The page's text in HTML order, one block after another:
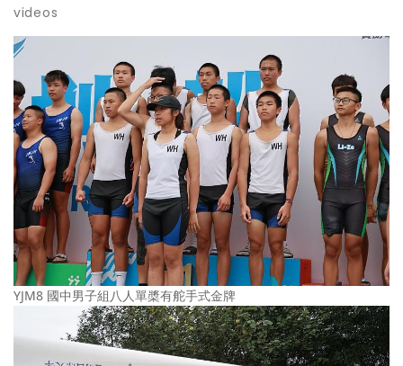
videos
YJM8 國中男子組八人單槳有舵手式金牌